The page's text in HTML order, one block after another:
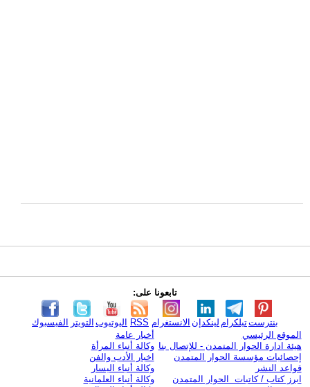
تابعونا على:
الفيسبوك التويتر اليوتيوب RSS الانستغرام لينكدإن تيلكرامبنترست
الموقع الرئيسي
هيئة ادارة الحوار المتمدن - للإتصال بنا
إحصائيات مؤسسة الحوار المتمدن
قواعد النشر
ابرز كتاب / كاتبات الحوار المتمدن
أخبار عامة
وكالة أنباء المرأة
اخبار الأدب والفن
وكالة أنباء اليسار
وكالة أنباء العلمانية